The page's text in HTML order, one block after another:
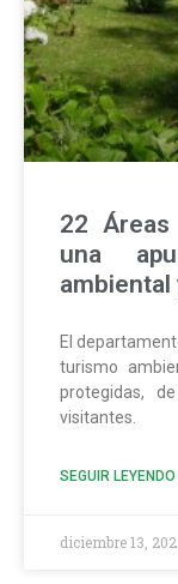
22 Áreas
una
El
turismo
protegidas,
visitantes.
SEGUIR LEYENDO
diciembre 13,